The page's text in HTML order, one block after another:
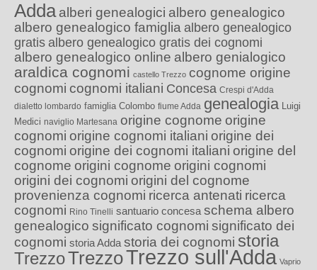
Adda alberi genealogici albero genealogico
albero genealogico famiglia albero genealogico
gratis albero genealogico gratis dei cognomi
albero genealogico online albero genialogico
araldica cognomi castello Trezzo cognome origine
cognomi cognomi italiani Concesa Crespi d'Adda
dialetto lombardo famiglia Colombo fiume Adda genealogia Luigi
Medici naviglio Martesana origine cognome origine
cognomi origine cognomi italiani origine dei
cognomi origine dei cognomi italiani origine del
cognome origini cognome origini cognomi
origini dei cognomi origini del cognome
provenienza cognomi ricerca antenati ricerca
cognomi Rino Tinelli santuario concesa schema albero
genealogico significato cognomi significato dei
cognomi storia Adda storia dei cognomi storia
TrezzoTrezzoTrezzo sull'Adda Vaprio